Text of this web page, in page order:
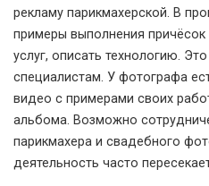
рекламу парикмахерской. В
примеры выполнения причёсок
услуг, описать технологию.
специалистам. У фотографа
видео с примерами своих
альбома. Возможно
парикмахера и свадебного
деятельность часто